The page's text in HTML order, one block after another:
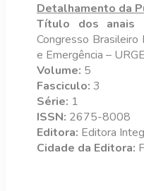
Detalhamento da
Título dos anais
Congresso Brasileiro
e Emergência –
Volume: 5
Fasciculo: 3
Série: 1
ISSN: 2675-8008
Editora: Editora
Cidade da Editora: